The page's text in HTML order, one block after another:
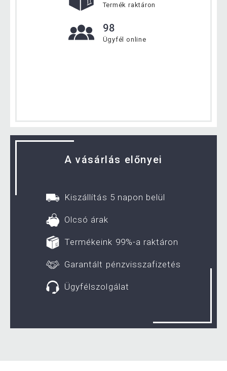
Termék raktáron
98
Ügyfél online
A vásárlás előnyei
Kiszállítás 5 napon belül
Olcsó árak
Termékeink 99%-a raktáron
Garantált pénzvisszafizetés
Ügyfélszolgálat